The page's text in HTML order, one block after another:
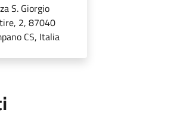
S. Giorgio
2, 87040
CS, Italia